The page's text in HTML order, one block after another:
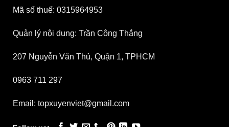
Mã số thuế: 0315964953
Quản lý nội dung: Trần Công Thắng
207 Nguyễn Văn Thủ, Quận 1, TPHCM
0963 711 297
Email: topxuyenviet@gmail.com